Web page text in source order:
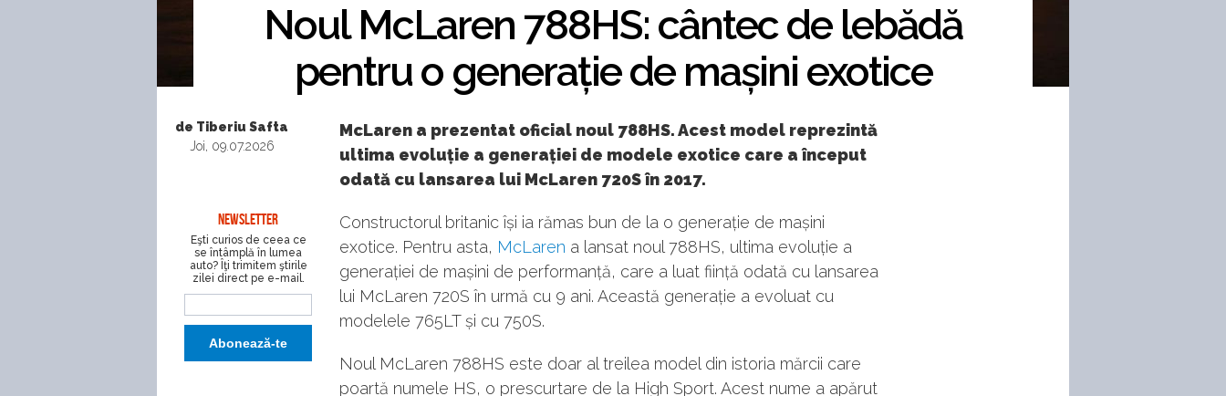
Noul McLaren 788HS: cântec de lebădă
pentru o generație de mașini exotice
de Tiberiu Safta
Joi, 09.07.2026
NEWSLETTER
Eşti curios de ceea ce
se întâmplă în lumea
auto? Îţi trimitem ştirile
zilei direct pe e-mail.
McLaren a prezentat oficial noul 788HS. Acest model reprezintă
ultima evoluție a generației de modele exotice care a început
odată cu lansarea lui McLaren 720S în 2017.
Constructorul britanic își ia rămas bun de la o generație de mașini
exotice. Pentru asta, McLaren a lansat noul 788HS, ultima evoluție a
generației de mașini de performanță, care a luat ființă odată cu lansarea
lui McLaren 720S în urmă cu 9 ani. Această generație a evoluat cu
modelele 765LT și cu 750S.
Noul McLaren 788HS este doar al treilea model din istoria mărcii care
poartă numele HS, o prescurtare de la High Sport. Acest nume a apărut